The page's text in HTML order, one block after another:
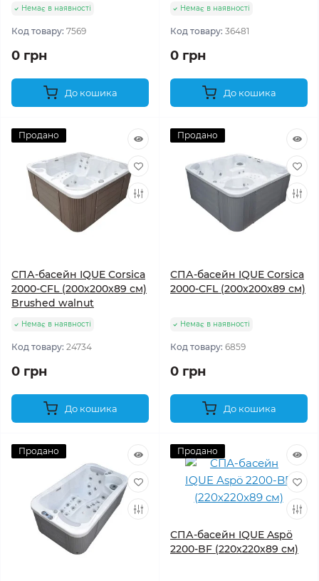
Немає в наявності
Код товару: 7569
0 грн
До кошика
Немає в наявності
Код товару: 36481
0 грн
До кошика
Продано
СПА-басейн IQUE Corsica
2000-CFL (200х200х89 см)
Brushed walnut
Немає в наявності
Код товару: 24734
0 грн
До кошика
Продано
СПА-басейн IQUE Corsica
2000-CFL (200х200х89 см)
Немає в наявності
Код товару: 6859
0 грн
До кошика
Продано Продано
СПА-басейн IQUE Aspö
2200-BF (220х220x89 см)